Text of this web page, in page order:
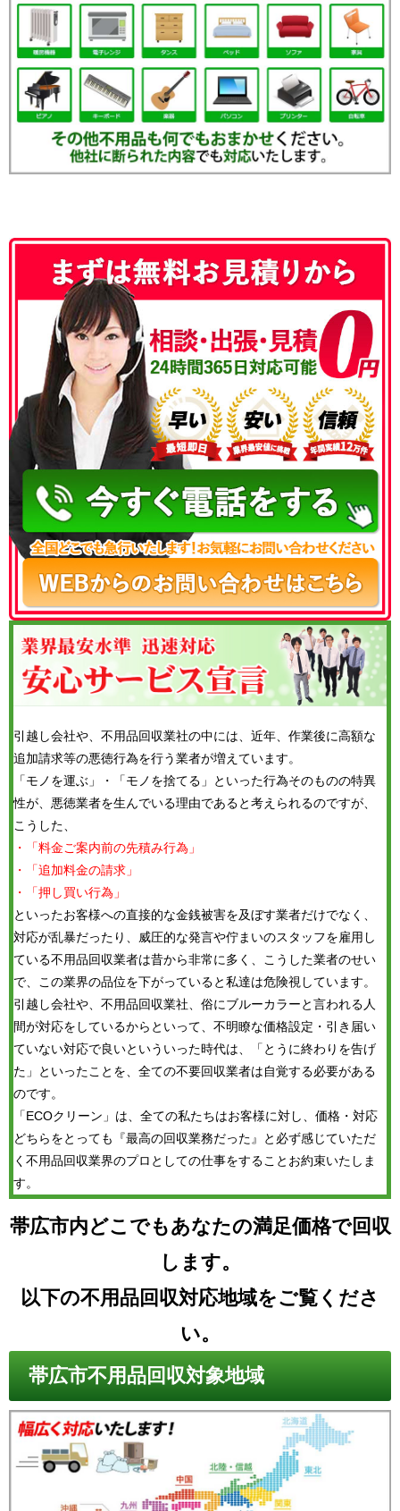
050-3186-4780
引越し会社や、不用品回収業社の中には、近年、作業後に高額な
追加請求等の悪徳行為を行う業者が増えています。
「モノを運ぶ」・「モノを捨てる」といった行為そのものの特異
性が、悪徳業者を生んでいる理由であると考えられるのですが、
こうした、
・「料金ご案内前の先積み行為」
・「追加料金の請求」
・「押し買い行為」
といったお客様への直接的な金銭被害を及ぼす業者だけでなく、
対応が乱暴だったり、威圧的な発言や佇まいのスタッフを雇用し
ている不用品回収業者は昔から非常に多く、こうした業者のせい
で、この業界の品位を下がっていると私達は危険視しています。
引越し会社や、不用品回収業社、俗にブルーカラーと言われる人
間が対応をしているからといって、不明瞭な価格設定・引き届い
ていない対応で良いといういった時代は、「とうに終わりを告げ
た」といったことを、全ての不要回収業者は自覚する必要がある
のです。
「ECOクリーン」は、全ての私たちはお客様に対し、価格・対応
どちらをとっても『最高の回収業務だった』と必ず感じていただ
く不用品回収業界のプロとしての仕事をすることお約束いたしま
す。
帯広市内どこでもあなたの満足価格で回収
します。
以下の不用品回収対応地域をご覧くださ
い。
帯広市不用品回収対象地域